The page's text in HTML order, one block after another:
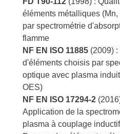
éléments métalliques
par spectrométrie
flamme
NF EN ISO 11885 (2009)
d'éléments choisis par
optique avec plasma
OES)
NF EN ISO 17294-2
Application de la
plasma à couplage